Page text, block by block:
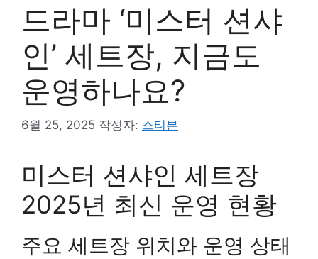
드라마 ‘미스터 션샤
인’ 세트장, 지금도
운영하나요?
6월 25, 2025 작성자: 스티븐
미스터 션샤인 세트장
2025년 최신 운영 현황
주요 세트장 위치와 운영 상태